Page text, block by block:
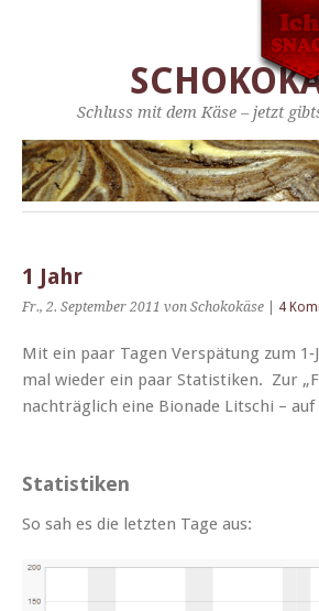
Schluss mit dem Käse – jetzt
1 Jahr
Fr., 2. September 2011 von Schokokäse 4
Mit ein paar Tagen Ver­spä­tung zum
mal wieder ein paar Sta­tis­tiken. Zur
nachträglich eine Bion­ade Litschi – auf
Statistiken
So sah es die let­zten Tage aus: